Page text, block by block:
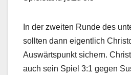
In der zweiten Runde des
sollten dann eigentlich
Auswärtspunkt sichern.
auch sein Spiel 3:1 gegen